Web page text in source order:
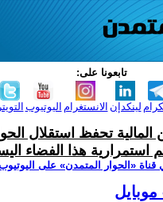
تابعونا على:
التويتر اليوتيوب الانستغرام لينكدإن
المالية تحفظ استقلال
هذا الفضاء
‫«الحوار المتمدن» على
موبايل